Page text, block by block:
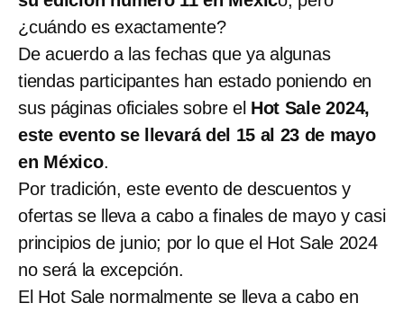
¿cuándo es exactamente?
De acuerdo a las fechas que ya algunas
tiendas participantes han estado poniendo en
sus páginas oficiales sobre el Hot Sale 2024,
este evento se llevará del 15 al 23 de mayo
en México.
Por tradición, este evento de descuentos y
ofertas se lleva a cabo a finales de mayo y casi
principios de junio; por lo que el Hot Sale 2024
no será la excepción.
El Hot Sale normalmente se lleva a cabo en